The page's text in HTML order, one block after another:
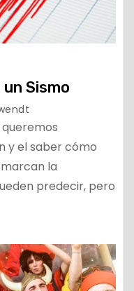
Sismo
queremos
y el saber cómo
la
predecir, pero